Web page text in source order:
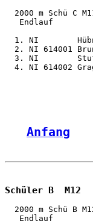
2000 m Schü C
   Endlauf
1. NI
2. NI 614001
3. NI
4. NI 614002
Anfang
Schüler B  M12
2000 m Schü B
   Endlauf